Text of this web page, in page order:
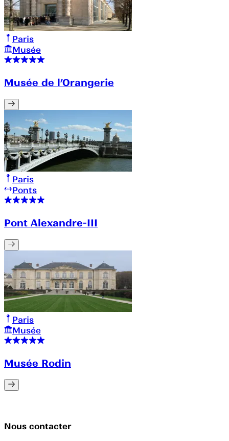
Paris
Musée
Musée de l’Orangerie
Paris
Ponts
Pont Alexandre-III
Paris
Musée
Musée Rodin
Nous contacter